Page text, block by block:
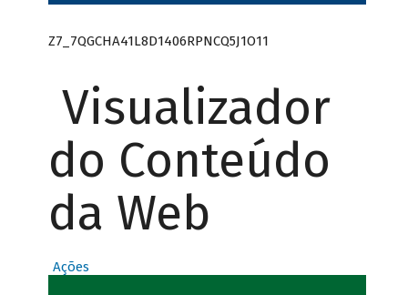
Z7_7QGCHA41L8D1406RPNCQ5J1O11
Visualizador
do Conteúdo
da Web
Ações